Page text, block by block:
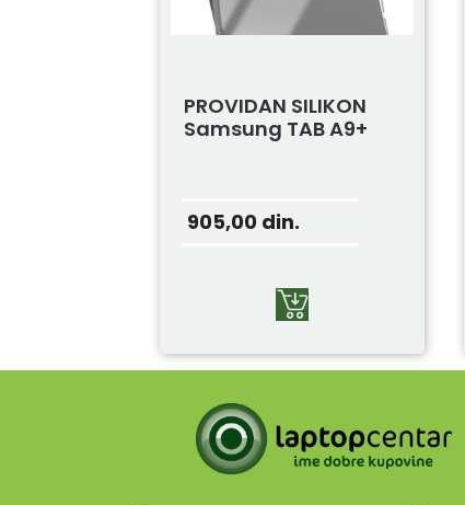
PROVIDAN SILIKON
Samsung TAB A9+
905,00 din.